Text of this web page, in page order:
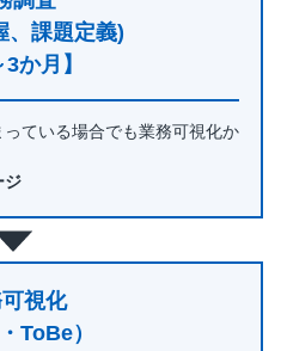
、課題定義)
3か月】
ている場合でも業務可視化か
ジ
視化
ToBe）